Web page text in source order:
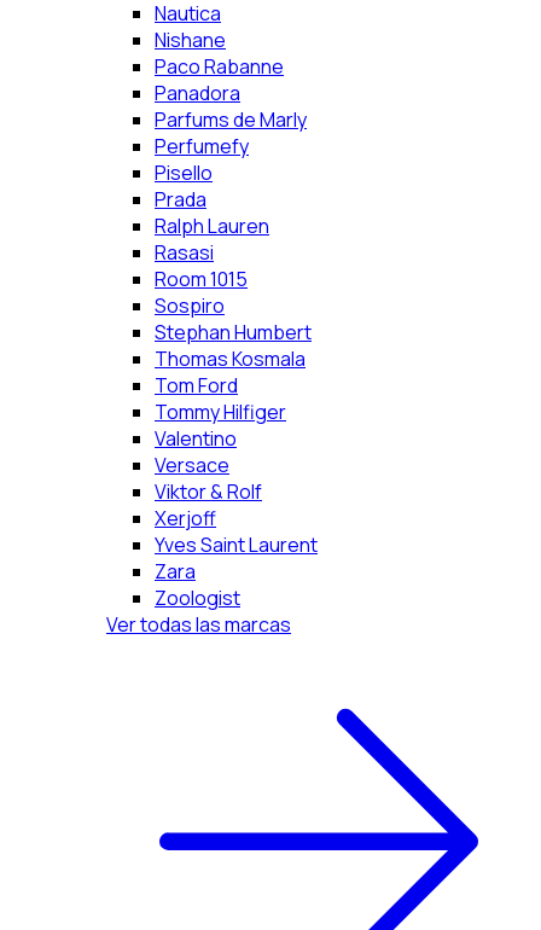
Nautica
Nishane
Paco Rabanne
Panadora
Parfums de Marly
Perfumefy
Pisello
Prada
Ralph Lauren
Rasasi
Room 1015
Sospiro
Stephan Humbert
Thomas Kosmala
Tom Ford
Tommy Hilfiger
Valentino
Versace
Viktor & Rolf
Xerjoff
Yves Saint Laurent
Zara
Zoologist
Ver todas las marcas